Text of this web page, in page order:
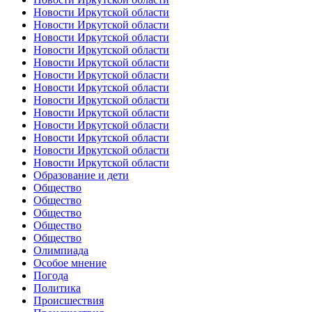
Новости Иркутской области
Новости Иркутской области
Новости Иркутской области
Новости Иркутской области
Новости Иркутской области
Новости Иркутской области
Новости Иркутской области
Новости Иркутской области
Новости Иркутской области
Новости Иркутской области
Новости Иркутской области
Новости Иркутской области
Новости Иркутской области
Образование и дети
Общество
Общество
Общество
Общество
Общество
Олимпиада
Особое мнение
Погода
Политика
Происшествия